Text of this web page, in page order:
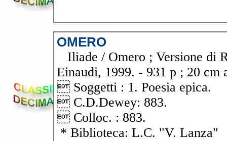
OMERO
Iliade / Omero ; Versione di
Einaudi, 1999. - 931 p ; 20 cm
 Soggetti : 1. Poesia epica.
 C.D.Dewey: 883.
 Colloc. : 883.
* Biblioteca: L.C. "V. Lanza"